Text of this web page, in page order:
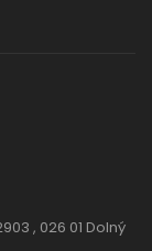
, 026 01 Dolný